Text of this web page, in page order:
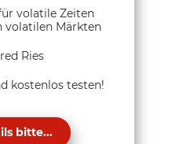
volatile Zeiten
volatilen Märkten
Ries
kostenlos testen!
bitte...